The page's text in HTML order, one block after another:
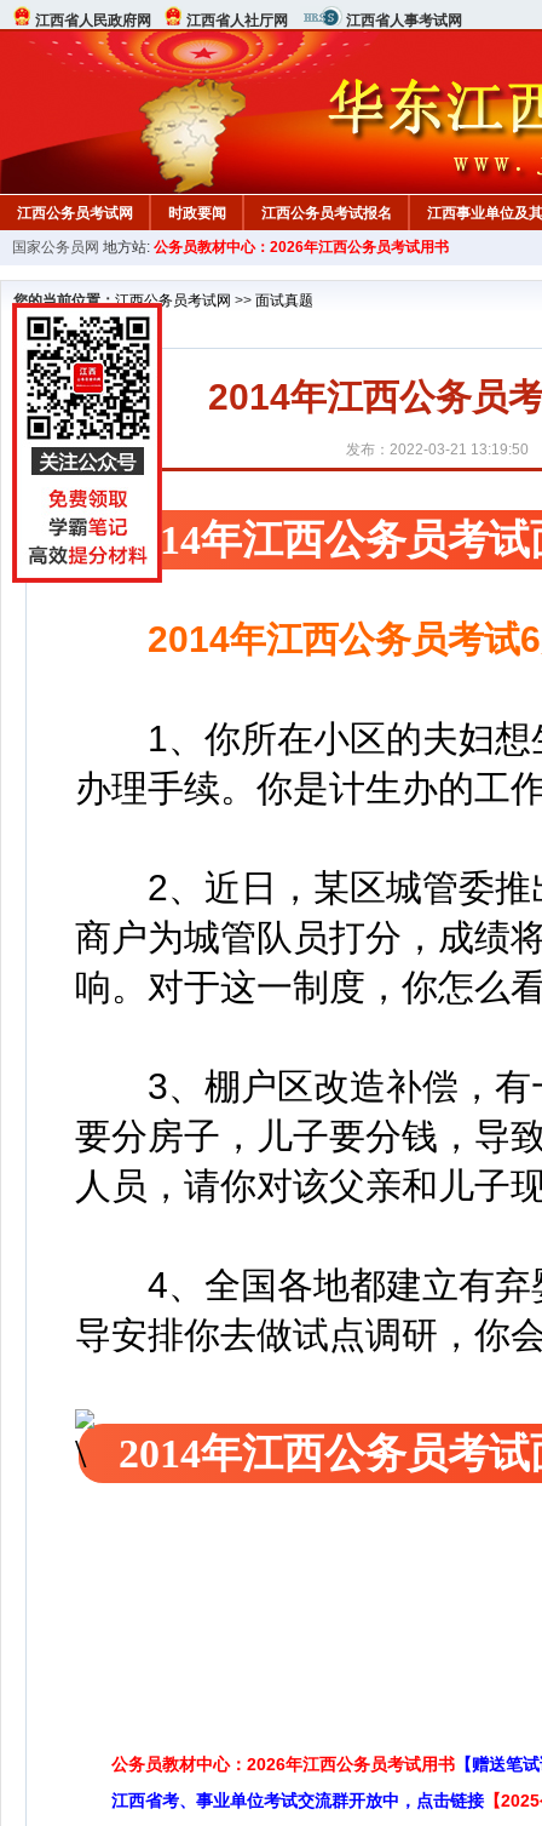
江西省人民政府网 江西省人社厅网 江西省人事考试网
江西公务员考试网 时政要闻 江西公务员考试报名 江西事业单位及
行测真题 在线咨询 教材中心
国家公务员网 地方站: 公务员教材中心：2026年江西公务员考试用书
您的当前位置：江西公务员考试网 >> 面试真题
2014年江西公务员
发布：2022-03-21 13:19:50
2014年江西公务员考
2014年江西公务员考试
1、你所在小区的夫妇想
办理手续。你是计生办的工
2、近日，某区城管委推
商户为城管队员打分，成绩
响。对于这一制度，你怎么
3、棚户区改造补偿，有
要分房子，儿子要分钱，导
人员，请你对该父亲和儿子
4、全国各地都建立有弃
导安排你去做试点调研，你
2014年江西公务员考
公务员教材中心：2026年江西公务员考试用书 【赠送笔
江西省考、事业单位考试交流群开放中，点击链接 【